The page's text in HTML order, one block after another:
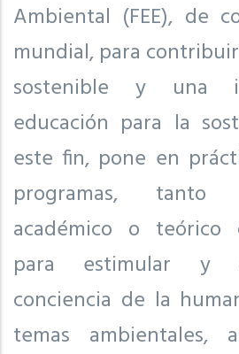
Ambiental (FEE), de
mundial, para
sostenible y una
educación para la
este fin, pone en
programas,
académico o teórico
para estimular y
conciencia de la
temas ambientales,